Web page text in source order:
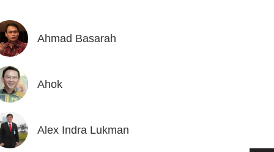
Ahmad Basarah
Ahok
Alex Indra Lukman